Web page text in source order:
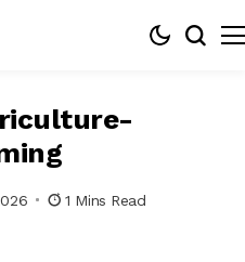
1 Mins Read